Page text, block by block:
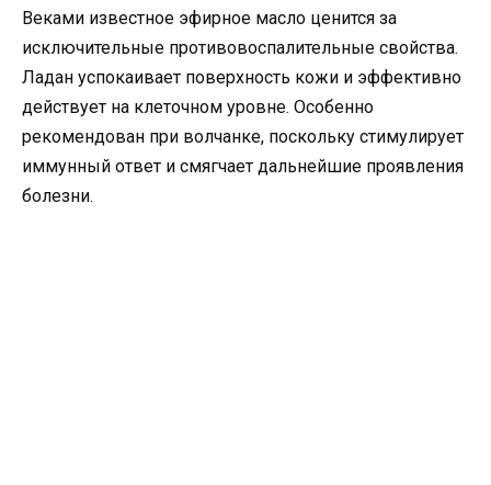
Веками известное эфирное масло ценится за
исключительные противовоспалительные свойства.
Ладан успокаивает поверхность кожи и эффективно
действует на клеточном уровне. Особенно
рекомендован при волчанке, поскольку стимулирует
иммунный ответ и смягчает дальнейшие проявления
болезни.